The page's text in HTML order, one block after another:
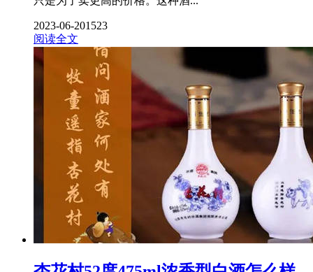
2023-06-201523
阅读全文